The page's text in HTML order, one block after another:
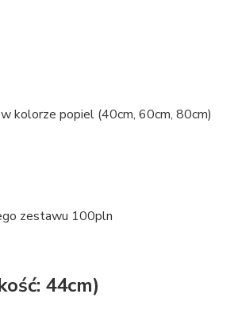
kolorze popiel (40cm, 60cm, 80cm)
zestawu 100pln
44cm)